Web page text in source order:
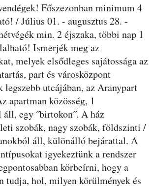
Főszezonban minimum 4
/ Július 01. - augusztus 28. -
min. 2 éjszaka, többi nap 1
Ismerjék meg az
melyek elsődleges sajátossága az
part és városközpont
legszebb utcájában, az Aranypart
apartman közösség, 1
áll, egy ˝birtokon˝. A ház
szobák, nagy szobák, földszinti /
áll, különálló bejárattal. A
igyekeztünk a rendszer
körbeírni, hogy a
tudja, hol, milyen körülmények és